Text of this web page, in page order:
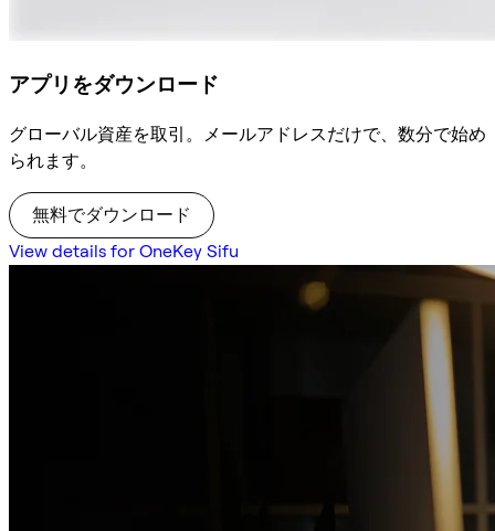
アプリをダウンロード
グローバル資産を取引。メールアドレスだけで、数分で始め
られます。
無料でダウンロード
View details for OneKey Sifu